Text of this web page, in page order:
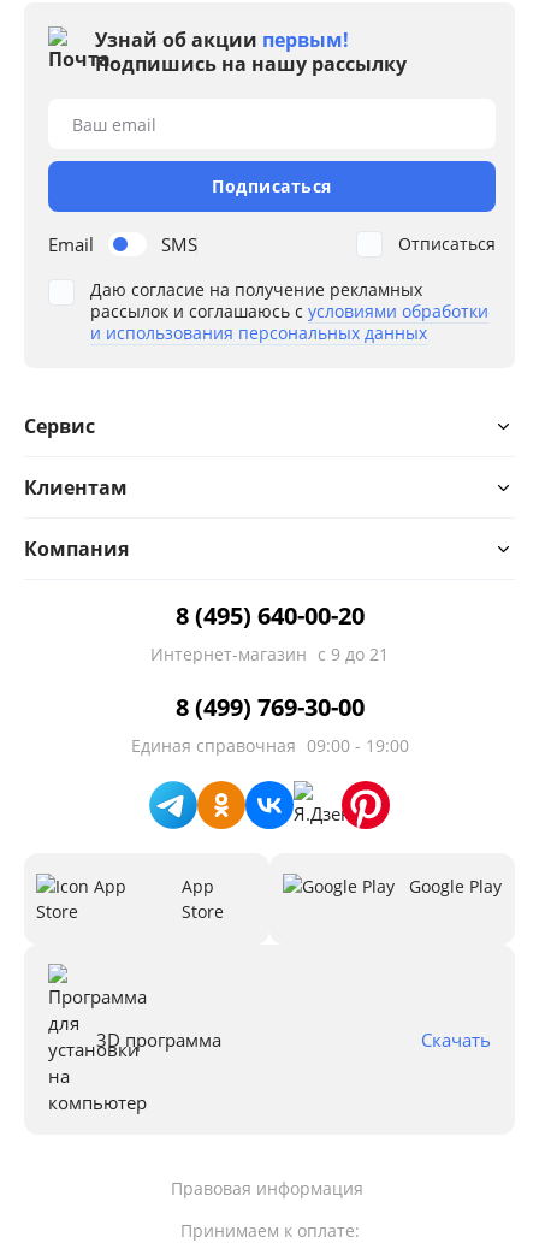
Узнай об акции первым!
Подпишись на нашу рассылку
Email SMS
Ваш email
Подписаться
Даю согласие на получение рекламных
рассылок и соглашаюсь с условиями обработки
и использования персональных данных
Отписаться
Сервис
Клиентам
Компания
8 (495) 640-00-20
Интернет-магазин с 9 до 21
8 (499) 769-30-00
Единая справочная 09:00 - 19:00
App
Store
Google Play
3D программа Скачать
Принимаем к оплате:
Правовая информация